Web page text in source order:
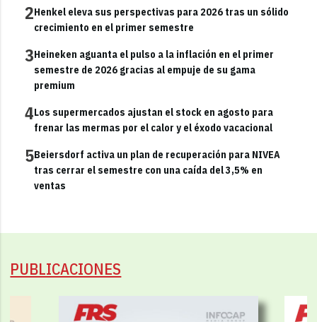
2Henkel eleva sus perspectivas para 2026 tras un sólido
crecimiento en el primer semestre
3Heineken aguanta el pulso a la inflación en el primer
semestre de 2026 gracias al empuje de su gama
premium
4Los supermercados ajustan el stock en agosto para
frenar las mermas por el calor y el éxodo vacacional
5Beiersdorf activa un plan de recuperación para NIVEA
tras cerrar el semestre con una caída del 3,5% en
ventas
PUBLICACIONES